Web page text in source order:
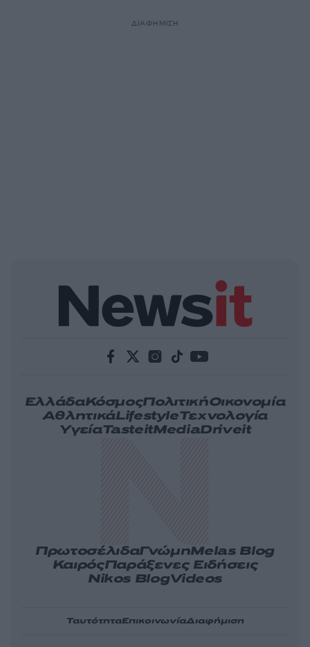
ΔΙΑΦΗΜΙΣΗ
ΕλλάδαΚόσμοςΠολιτικήΟικονομία
ΑθλητικάLifestyleΤεχνολογία
ΥγείαTasteitMediaDriveit
ΠρωτοσέλιδαΓνώμηMelas Blog
ΚαιρόςΠαράξενες Ειδήσεις
Nikos BlogVideos
ΤαυτότηταΕπικοινωνίαΔιαφήμιση